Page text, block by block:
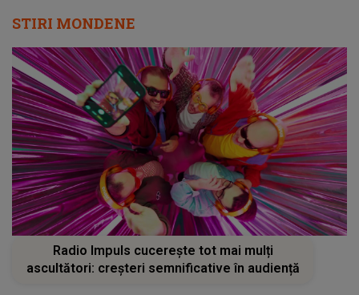
STIRI MONDENE
Radio Impuls cucerește tot mai mulți
ascultători: creșteri semnificative în audiență